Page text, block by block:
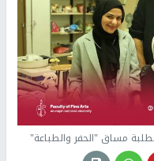
مساق "الحفر والطباعة"